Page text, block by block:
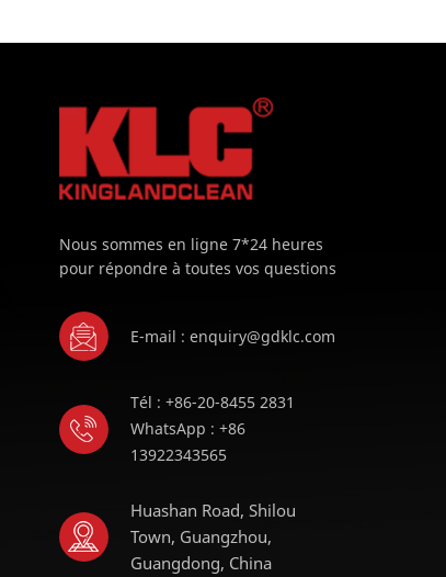
Nous sommes en ligne 7*24 heures
pour répondre à toutes vos questions
E-mail : enquiry@gdklc.com
Tél : +86-20-8455 2831
WhatsApp : +86
13922343565
Huashan Road, Shilou
Town, Guangzhou,
Guangdong, China